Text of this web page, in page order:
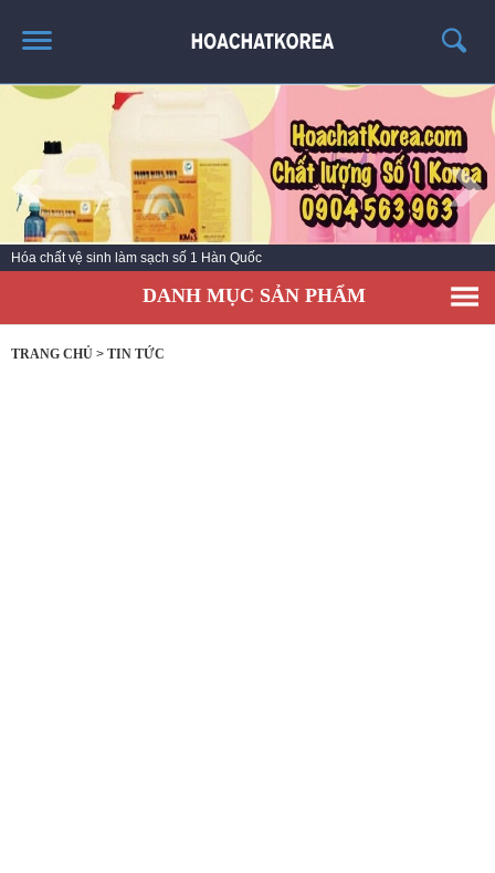
TRANG CHỦ
GIỚI THIỆU
THÔNG TIN SẢN PHẨM
TIN TỨC
LIÊN HỆ
Hóa chất vệ sinh làm sạch số 1 Hàn Quốc
DANH MỤC SẢN PHẨM
TRANG CHỦ > TIN TỨC